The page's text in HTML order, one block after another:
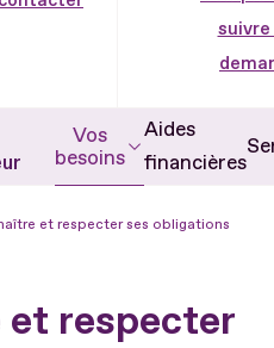
suivre
Vos
besoins
Aides
financières
et respecter ses obligations
respecter